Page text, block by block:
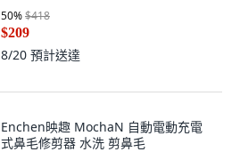
50%$418
$209
8/20 預計送達
Enchen映趣 MochaN 自動電動充電
式鼻毛修剪器 水洗 剪鼻毛